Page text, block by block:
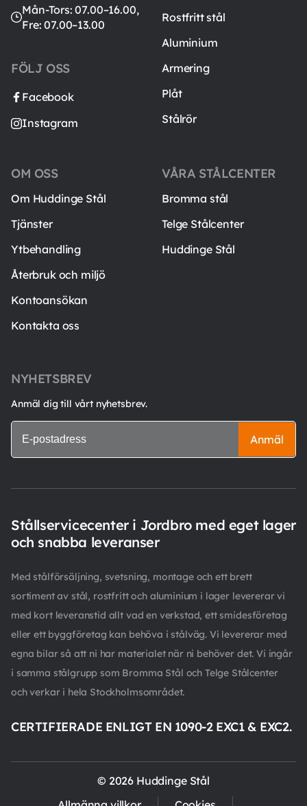
Mån-Tors: 07.00–16.00,
Fre: 07.00–13.00
FÖLJ OSS
Facebook
Instagram
Rostfritt stål
Aluminium
Armering
Plåt
Stålrör
VÅRA STÅLCENTER
Bromma stål
Telge Stålcenter
Huddinge Stål
OM OSS
Om Huddinge Stål
Tjänster
Ytbehandling
Återbruk och miljö
Kontoansökan
Kontakta oss
NYHETSBREV
Anmäl dig till vårt nyhetsbrev.
Anmäl
Stållservicecenter i Jordbro med eget lager
och snabba leveranser
Med stålförsäljning, svetsning, montage och ett brett
sortiment av stål, rostfritt och aluminium i lager levererar vi
med kort leveranstid allt vad en verkstad, ett smidesföretag
eller ett byggföretag kan behöva i stålväg. Vi levererar med
egna bilar så att ni har materialet när ni behöver det. Vi ingår
i samma stålgrupp som Bromma Stål och Telge Stålcenter
och verkar i hela Stockholmsområdet.
CERTIFIERADE ENLIGT EN 1090-2 EXC1 & EXC2.
© 2026 Huddinge Stål